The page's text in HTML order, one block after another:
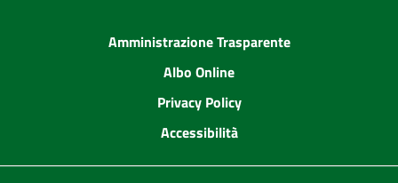
Amministrazione Trasparente
Albo Online
Privacy Policy
Accessibilità